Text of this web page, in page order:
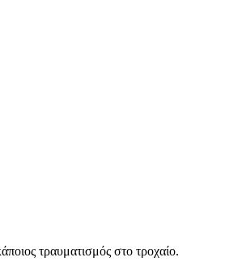
τραυματισμός στο τροχαίο.